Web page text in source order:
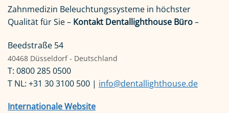
Zahnmedizin Beleuchtungssysteme in höchster
Qualität für Sie – Kontakt Dentallighthouse Büro–
Beedstraße 54
40468 Düsseldorf - Deutschland
T: 0800 285 0500
T NL: +31 30 3100 500 | info@dentallighthouse.de
Internationale Website